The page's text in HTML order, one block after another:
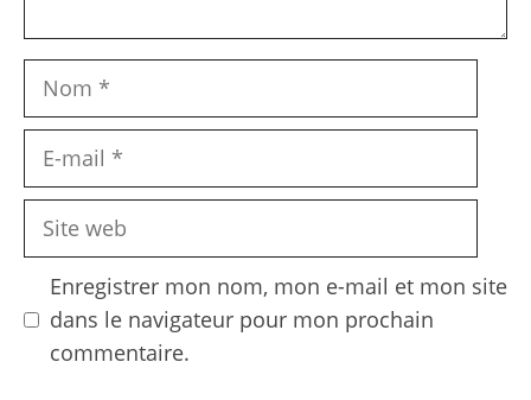
Nom
Site
Enregistrer mon nom, mon e-mail et mon site
dans le navigateur pour mon prochain
commentaire.